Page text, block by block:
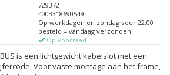
729372
4003318690549
Op werkdagen en zondag voor 22:00
besteld = vandaag verzonden!
Op voorraad
is een lichtgewicht kabelslot met een
Voor vaste montage aan het frame,